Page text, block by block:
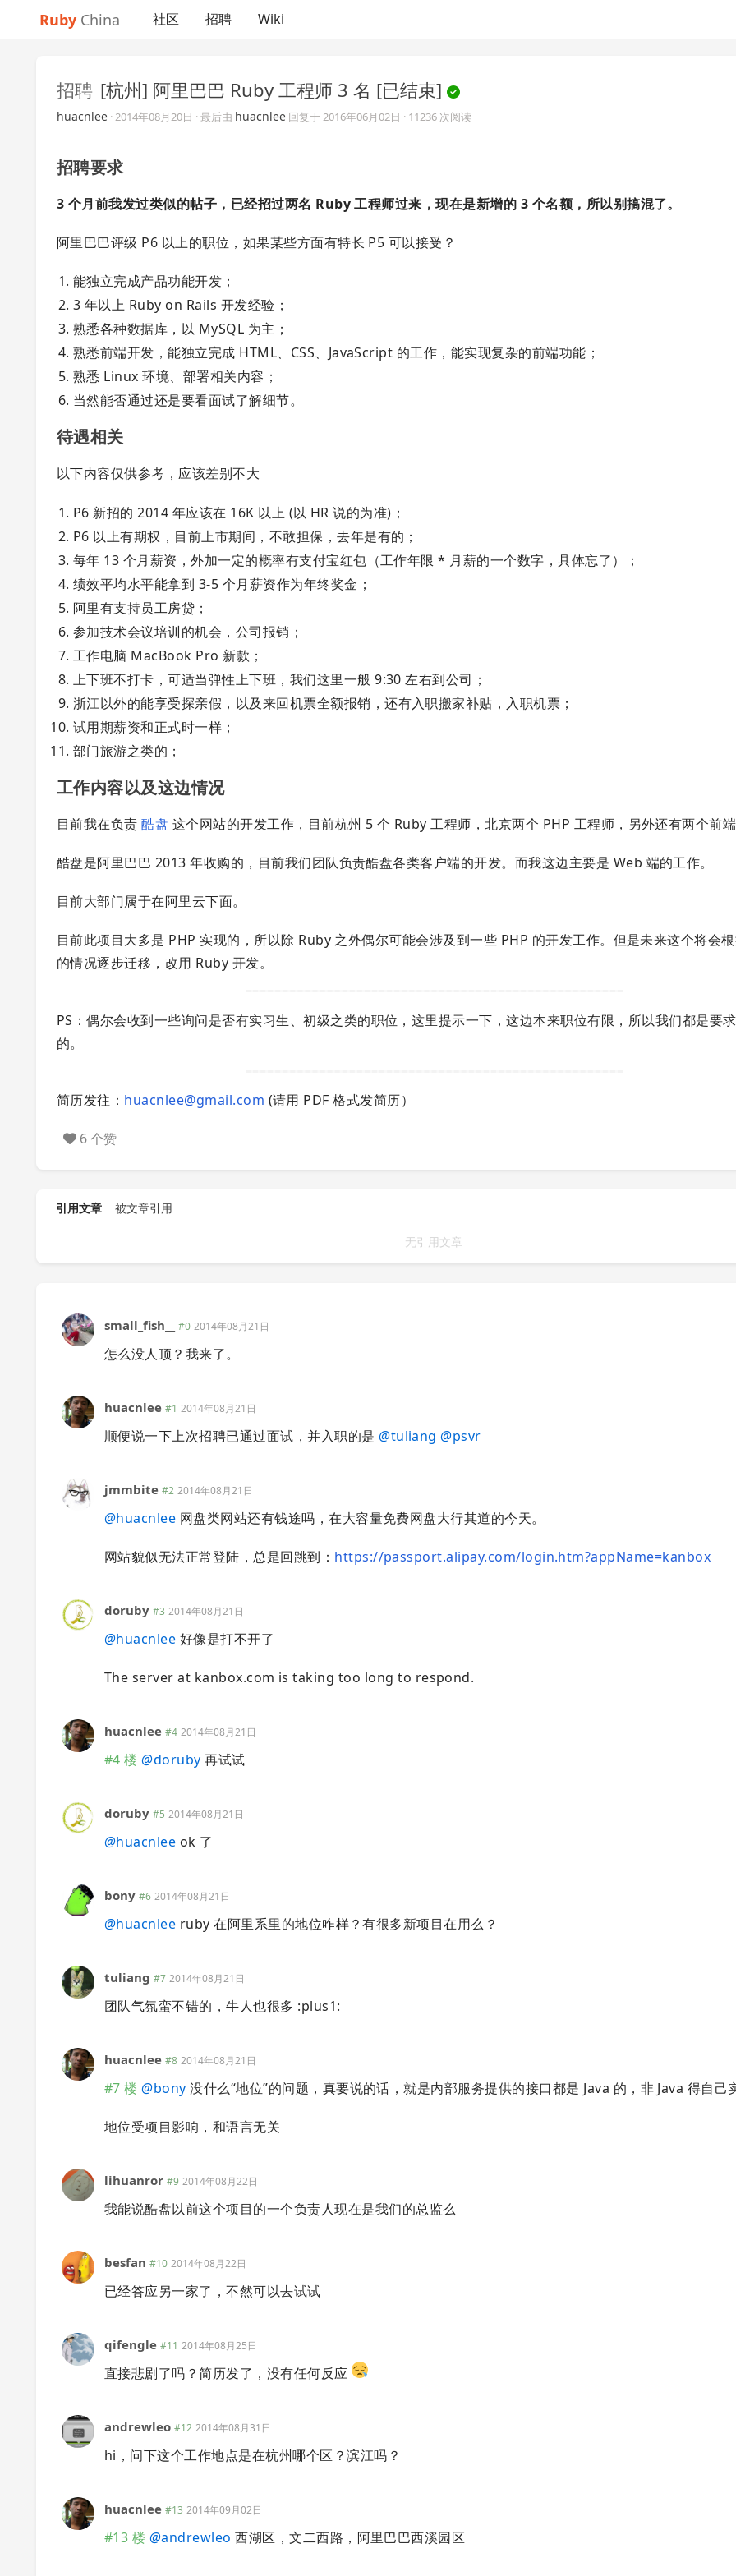
Ruby China 社区 招聘 Wiki
招聘 [杭州] 阿里巴巴 Ruby 工程师 3 名 [已结束]
huacnlee ·2014年08月20日 · 最后由 huacnlee 回复于2016年06月02日 · 11236 次阅读
招聘要求
3 个月前我发过类似的帖子，已经招过两名 Ruby 工程师过来，现在是新增的 3 个名额，所以别搞混了。
阿里巴巴评级 P6 以上的职位，如果某些方面有特长 P5 可以接受？
能独立完成产品功能开发；
3 年以上 Ruby on Rails 开发经验；
熟悉各种数据库，以 MySQL 为主；
熟悉前端开发，能独立完成 HTML、CSS、JavaScript 的工作，能实现复杂的前端功能；
熟悉 Linux 环境、部署相关内容；
当然能否通过还是要看面试了解细节。
待遇相关
以下内容仅供参考，应该差别不大
P6 新招的 2014 年应该在 16K 以上 (以 HR 说的为准)；
P6 以上有期权，目前上市期间，不敢担保，去年是有的；
每年 13 个月薪资，外加一定的概率有支付宝红包（工作年限 * 月薪的一个数字，具体忘了）；
绩效平均水平能拿到 3-5 个月薪资作为年终奖金；
阿里有支持员工房贷；
参加技术会议培训的机会，公司报销；
工作电脑 MacBook Pro 新款；
上下班不打卡，可适当弹性上下班，我们这里一般 9:30 左右到公司；
浙江以外的能享受探亲假，以及来回机票全额报销，还有入职搬家补贴，入职机票；
试用期薪资和正式时一样；
部门旅游之类的；
工作内容以及这边情况
目前我在负责酷盘 这个网站的开发工作，目前杭州 5 个 Ruby 工程师，北京两个 PHP 工程师，另外还有两个前
酷盘是阿里巴巴 2013 年收购的，目前我们团队负责酷盘各类客户端的开发。而我这边主要是 Web 端的工作。
目前大部门属于在阿里云下面。
目前此项目大多是 PHP 实现的，所以除 Ruby 之外偶尔可能会涉及到一些 PHP 的开发工作。但是未来这个将会
的情况逐步迁移，改用 Ruby 开发。
PS：偶尔会收到一些询问是否有实习生、初级之类的职位，这里提示一下，这边本来职位有限，所以我们都是要
的。
简历发往： huacnlee@gmail.com (请用 PDF 格式发简历）
6 个赞
引用文章 被文章引用
无引用文章
small_fish__ #0 2014年08月21日
怎么没人顶？我来了。
huacnlee #1 2014年08月21日
顺便说一下上次招聘已通过面试，并入职的是@tuliang @psvr
jmmbite #2 2014年08月21日
@huacnlee 网盘类网站还有钱途吗，在大容量免费网盘大行其道的今天。
网站貌似无法正常登陆，总是回跳到： https://passport.alipay.com/login.htm?appName=kanbox
doruby #3 2014年08月21日
@huacnlee 好像是打不开了
The server at kanbox.com is taking too long to respond.
huacnlee #4 2014年08月21日
#4 楼 @doruby 再试试
doruby #5 2014年08月21日
@huacnlee ok 了
bony #6 2014年08月21日
@huacnlee ruby 在阿里系里的地位咋样？有很多新项目在用么？
tuliang #7 2014年08月21日
团队气氛蛮不错的，牛人也很多 :plus1:
huacnlee #8 2014年08月21日
#7 楼 @bony 没什么“地位”的问题，真要说的话，就是内部服务提供的接口都是 Java 的，非 Java 得自己
地位受项目影响，和语言无关
lihuanror #9 2014年08月22日
我能说酷盘以前这个项目的一个负责人现在是我们的总监么
besfan #10 2014年08月22日
已经答应另一家了，不然可以去试试
qifengle #11 2014年08月25日
直接悲剧了吗？简历发了，没有任何反应
andrewleo #12 2014年08月31日
hi，问下这个工作地点是在杭州哪个区？滨江吗？
huacnlee #13 2014年09月02日
#13 楼 @andrewleo 西湖区，文二西路，阿里巴巴西溪园区